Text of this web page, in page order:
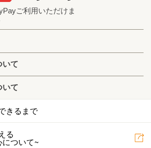
ご利用いただけま
いて
いて
きるまで
る
ついて~